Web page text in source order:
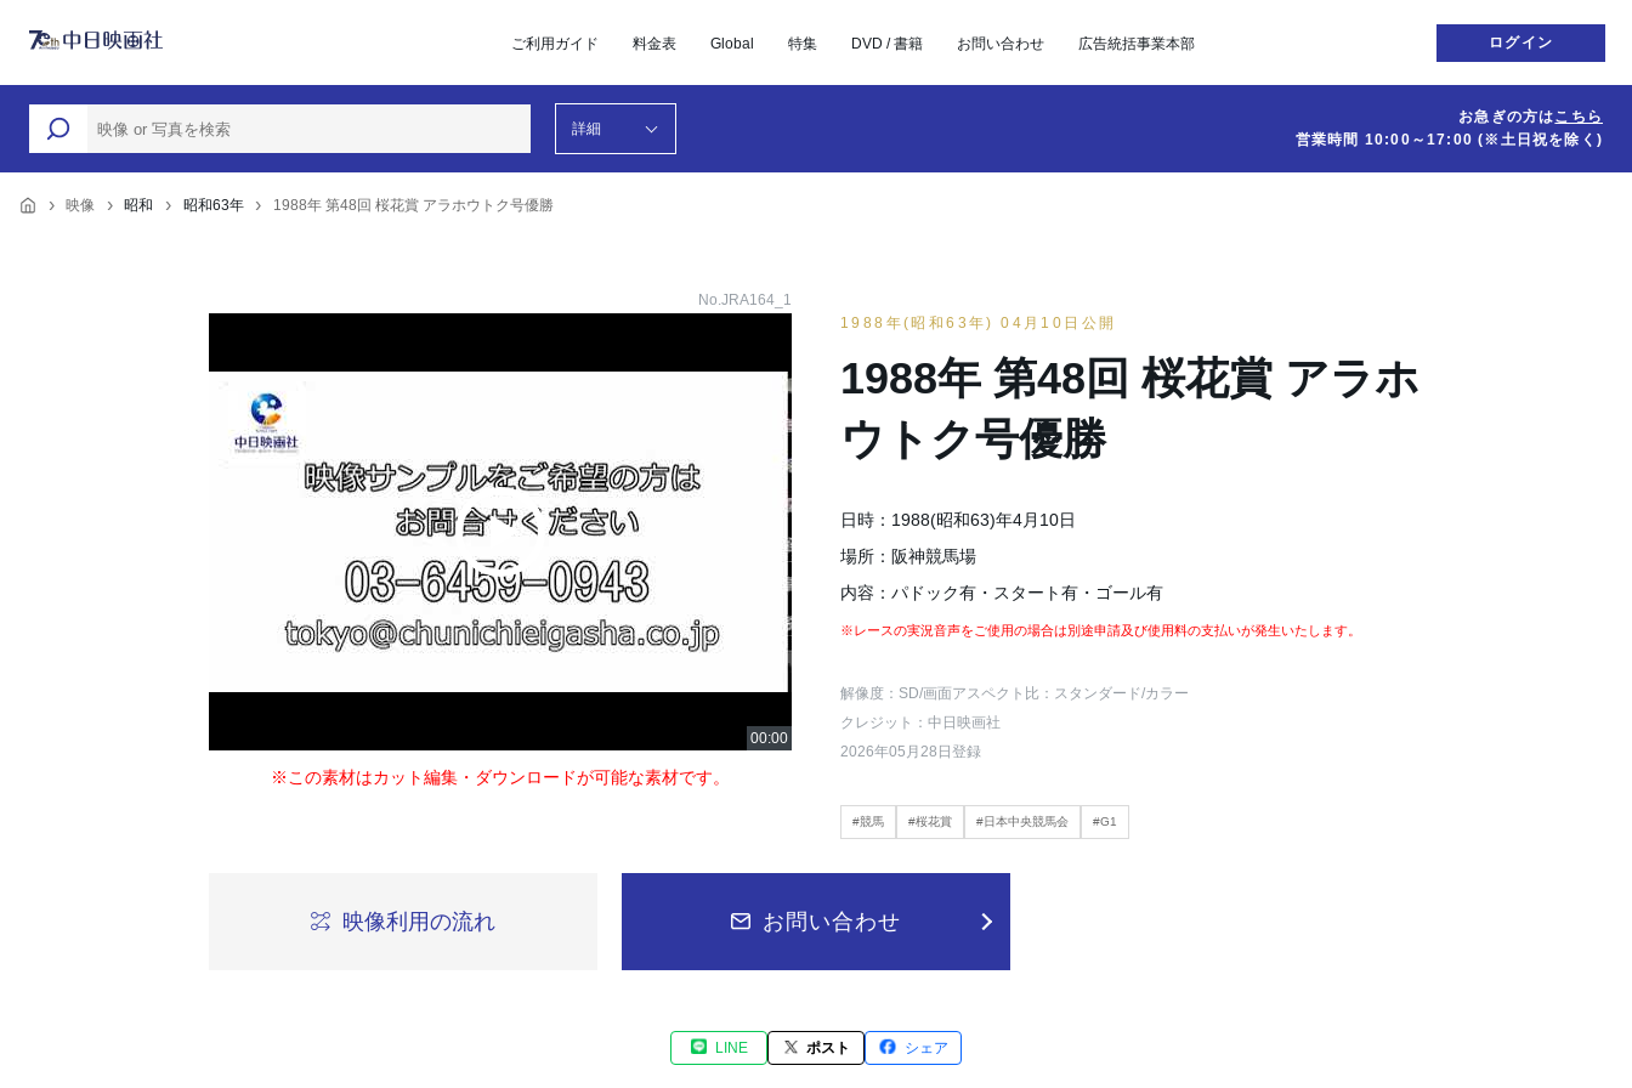
ご利用ガイド 料金表 Global 特集 DVD / 書籍 お問い合わせ 広告統括事業本部 ログイン
詳細
お急ぎの方はこちら
営業時間 10:00～17:00(※土日祝を除く)
映像 昭和 昭和63年 1988年 第48回 桜花賞 アラホウトク号優勝
No.JRA164_1
※この素材はカット編集・ダウンロードが可能な素材です。
1988年(昭和63年) 04月10日公開
1988年 第48回 桜花賞 アラホ
ウトク号優勝
日時：1988(昭和63)年4月10日
場所：阪神競馬場
内容：パドック有・スタート有・ゴール有
※レースの実況音声をご使用の場合は別途申請及び使用料の支払いが発生いたします。
解像度：SD/画面アスペクト比：スタンダード/カラー
クレジット：中日映画社
2026年05月28日登録
#競馬 #桜花賞 #日本中央競馬会 #G1
映像利用の流れ お問い合わせ
LINE ポスト シェア